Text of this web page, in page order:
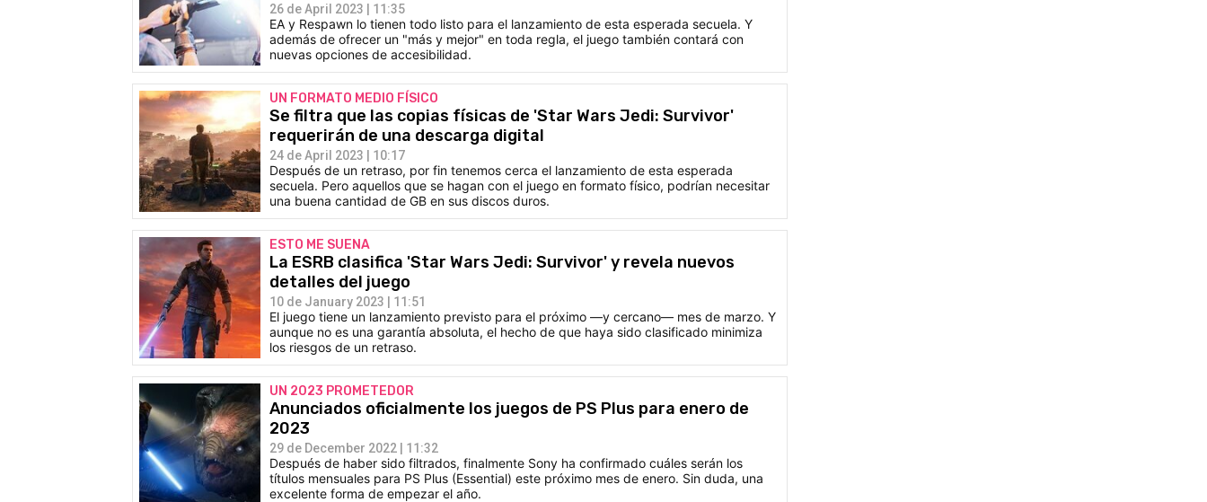
26 de April 2023 | 11:35
EA y Respawn lo tienen todo listo para el lanzamiento de esta esperada secuela. Y
además de ofrecer un "más y mejor" en toda regla, el juego también contará con
nuevas opciones de accesibilidad.
UN FORMATO MEDIO FÍSICO
Se filtra que las copias físicas de 'Star Wars Jedi: Survivor'
requerirán de una descarga digital
24 de April 2023 | 10:17
Después de un retraso, por fin tenemos cerca el lanzamiento de esta esperada
secuela. Pero aquellos que se hagan con el juego en formato físico, podrían necesitar
una buena cantidad de GB en sus discos duros.
ESTO ME SUENA
La ESRB clasifica 'Star Wars Jedi: Survivor' y revela nuevos
detalles del juego
10 de January 2023 | 11:51
El juego tiene un lanzamiento previsto para el próximo —y cercano— mes de marzo. Y
aunque no es una garantía absoluta, el hecho de que haya sido clasificado minimiza
los riesgos de un retraso.
UN 2023 PROMETEDOR
Anunciados oficialmente los juegos de PS Plus para enero de
2023
29 de December 2022 | 11:32
Después de haber sido filtrados, finalmente Sony ha confirmado cuáles serán los
títulos mensuales para PS Plus (Essential) este próximo mes de enero. Sin duda, una
excelente forma de empezar el año.